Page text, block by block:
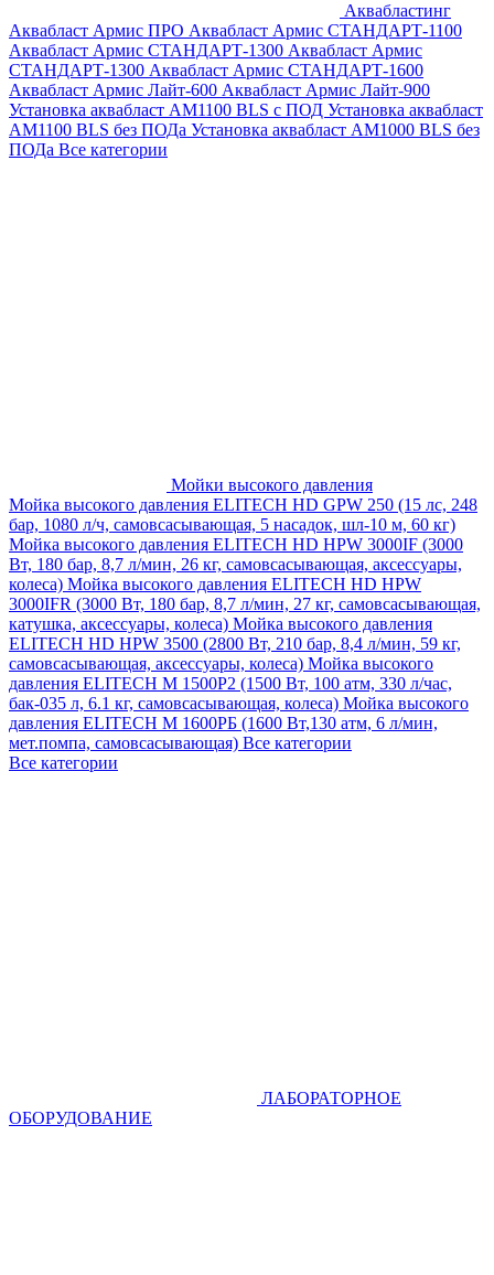
Аквабластинг
Аквабласт Армис ПРО Аквабласт Армис СТАНДАРТ-1100
Аквабласт Армис СТАНДАРТ-1300 Аквабласт Армис
СТАНДАРТ-1300 Аквабласт Армис СТАНДАРТ-1600
Аквабласт Армис Лайт-600 Аквабласт Армис Лайт-900
Установка аквабласт AM1100 BLS с ПОД Установка аквабласт
AM1100 BLS без ПОДа Установка аквабласт AM1000 BLS без
ПОДа Все категории
Мойки высокого давления
Мойка высокого давления ELITECH HD GPW 250 (15 лс, 248
бар, 1080 л/ч, самовсасывающая, 5 насадок, шл-10 м, 60 кг)
Мойка высокого давления ELITECH HD HPW 3000IF (3000
Вт, 180 бар, 8,7 л/мин, 26 кг, самовсасывающая, аксессуары,
колеса) Мойка высокого давления ELITECH HD HPW
3000IFR (3000 Вт, 180 бар, 8,7 л/мин, 27 кг, самовсасывающая,
катушка, аксессуары, колеса) Мойка высокого давления
ELITECH HD HPW 3500 (2800 Вт, 210 бар, 8,4 л/мин, 59 кг,
самовсасывающая, аксессуары, колеса) Мойка высокого
давления ELITECH M 1500P2 (1500 Вт, 100 атм, 330 л/час,
бак-035 л, 6.1 кг, самовсасывающая, колеса) Мойка высокого
давления ELITECH М 1600РБ (1600 Вт,130 атм, 6 л/мин,
мет.помпа, самовсасывающая) Все категории
Все категории
ЛАБОРАТОРНОЕ
ОБОРУДОВАНИЕ